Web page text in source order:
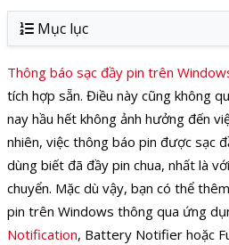
Mục lục
Thông báo sạc đầy pin trên
tích hợp sẵn. Điều này cũng không
nay hầu hết không ảnh hưởng đến
nhiên, việc thông báo pin được sạc
dùng biết đã đầy pin chua, nhất là
chuyển. Mặc dù vậy, bạn có thể
pin trên Windows thông qua ứng
Notification, Battery Notifier hoặc